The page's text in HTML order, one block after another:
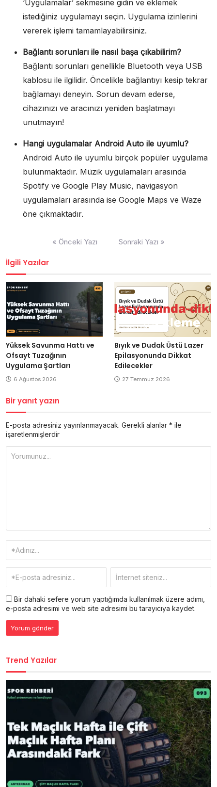
‘Uygulamalar’ sekmesine gidin ve eklemek
istediğiniz uygulamayı seçin. Uygulama izinlerini
vererek işlemi tamamlayabilirsiniz.
Bağlantı sorunları ile nasıl başa çıkabilirim?
Bağlantı sorunları genellikle Bluetooth veya USB
kablosu ile ilgilidir. Öncelikle bağlantıyı kesip tekrar
bağlamayı deneyin. Sorun devam ederse,
cihazınızı ve aracınızı yeniden başlatmayı
unutmayın!
Hangi uygulamalar Android Auto ile uyumlu?
Android Auto ile uyumlu birçok popüler uygulama
bulunmaktadır. Müzik uygulamaları arasında
Spotify ve Google Play Music, navigasyon
uygulamaları arasında ise Google Maps ve Waze
öne çıkmaktadır.
« Önceki Yazı Sonraki Yazı »
İlgili Yazılar
Yüksek Savunma Hattı ve
Ofsayt Tuzağının
Uygulama Şartları
6 Ağustos 2026
Bıyık ve Dudak Üstü Lazer
Epilasyonunda Dikkat
Edilecekler
27 Temmuz 2026
Bir yanıt yazın
E-posta adresiniz yayınlanmayacak. Gerekli alanlar * ile
işaretlenmişlerdir
Bir dahaki sefere yorum yaptığımda kullanılmak üzere adımı,
e-posta adresimi ve web site adresimi bu tarayıcıya kaydet.
Trend Yazılar